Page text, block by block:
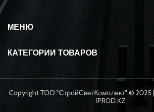
МЕНЮ
КАТЕГОРИИ ТОВАРОВ
Copyright ТОО "СтройСветКомплект" © 2025
IPROD.KZ